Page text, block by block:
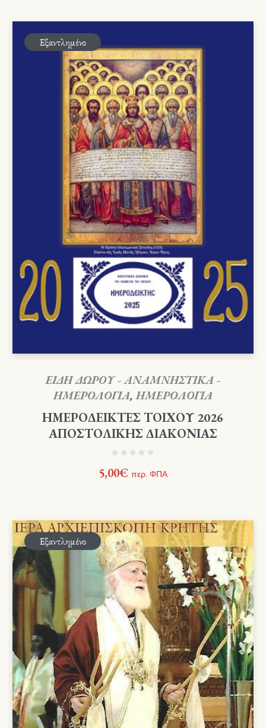
Εξαντλημένο
ΕΙΔΗ ΔΩΡΟΥ - ΑΝΑΜΝΗΣΤΙΚΑ -
ΗΜΕΡΟΛΟΓΙΑ,ΗΜΕΡΟΛΟΓΙΑ
ΗΜΕΡΟΔΕΙΚΤΕΣ ΤΟΙΧΟΥ 2026
ΑΠΟΣΤΟΛΙΚΗΣ ΔΙΑΚΟΝΙΑΣ
5,00€ περ. ΦΠΑ
Εξαντλημένο